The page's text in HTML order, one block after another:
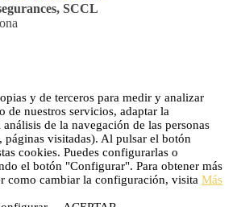
SCCL
y de terceros para medir y analizar
de nuestros servicios, adaptar la
de la navegación de las personas
páginas visitadas). Al pulsar el botón
cookies. Puedes configurarlas o
el botón "Configurar". Para obtener más
como cambiar la configuración, visita Más